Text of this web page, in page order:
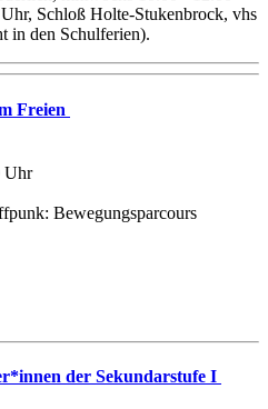
Schloß Holte-Stukenbrock, vhs
in den Schulferien).
Freien
Uhr
Bewegungsparcours
der Sekundarstufe I